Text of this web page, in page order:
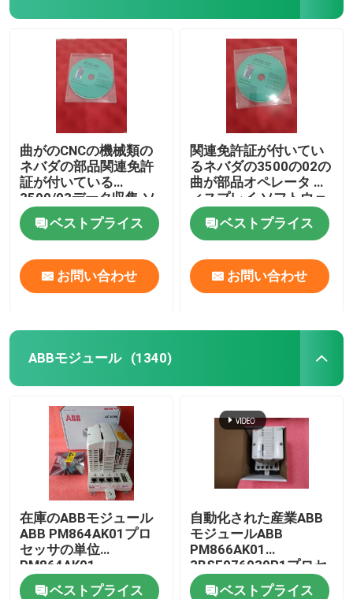
Venable Instruments
曲がのCNCの機械類の
ネバダの部品関連免許
証が付いている
3500/03データ収集 ソ
フトウェア
ベストプライス
お問い合わせ
関連免許証が付いてい
るネバダの3500の02の
曲が部品オペレータ デ
ィスプレイ ソフトウェ
ア
ベストプライス
お問い合わせ
ABBモジュール (1340)
在庫のABBモジュール
ABB PM864AK01プロ
セッサの単位
PM864AK01
3BSE018161R1
ベストプライス
自動化された産業ABB
モジュールABB
PM866AK01
3BSE076939R1プロセ
ッサ
ベストプライス